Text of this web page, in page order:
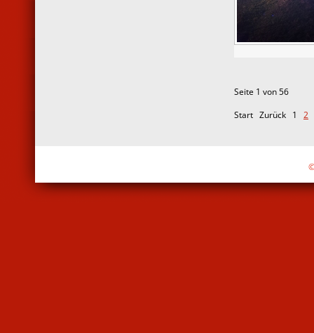
Seite 1 von 56
Start Zurück 1 2